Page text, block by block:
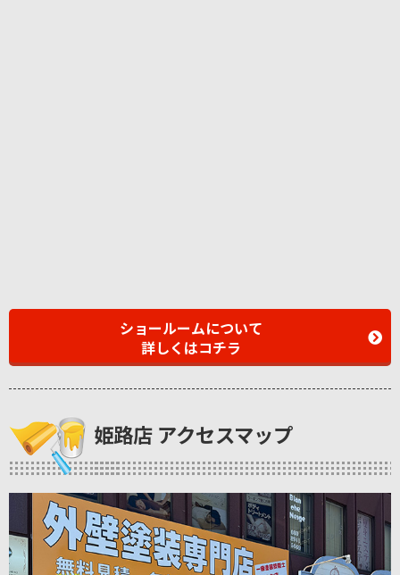
ショールームについて
詳しくはコチラ
姫路店 アクセスマップ